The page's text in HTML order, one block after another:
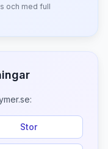
och med full
Stor